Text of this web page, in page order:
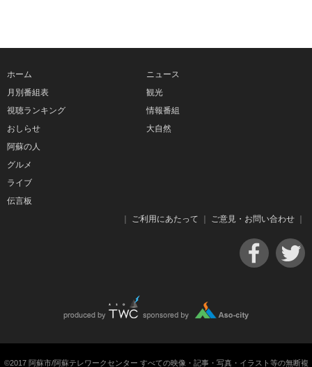
ホーム
月別番組表
視聴ランキング
おしらせ
ニュース
観光
情報番組
大自然
阿蘇の人
グルメ
ライブ
伝言板
ご利用にあたって ご意見・お問い合わせ
©2017 阿蘇市/阿蘇テレワークセンター すべての映像・記事・写真・イラスト等の無断複